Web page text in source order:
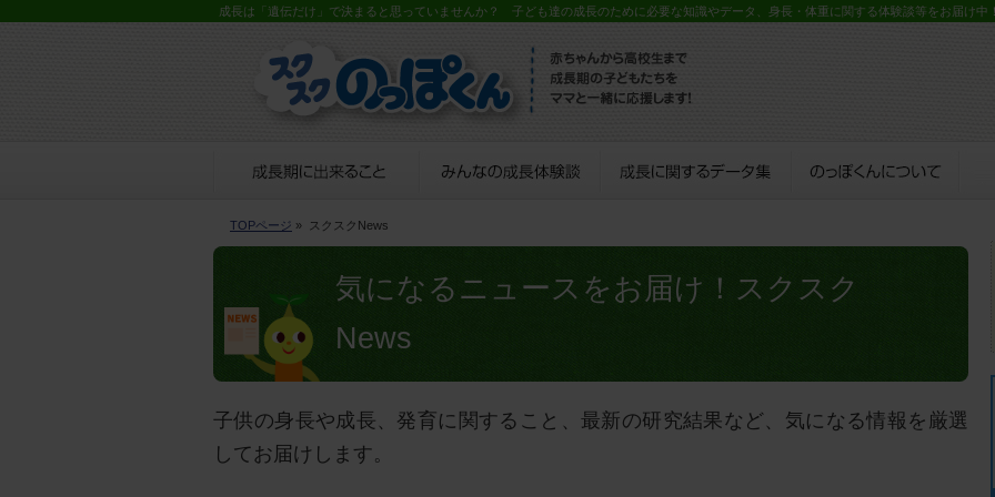
成長は「遺伝だけ」で決まると思っていませんか？ 子ども達の成長のために必要な知識やデータ、身長・体重に関する体験談等をお届け中
TOPページ » スクスクNews
気になるニュースをお届け！スクスク
News
子供の身長や成長、発育に関すること、最新の研究結果など、気になる情報を厳選
してお届けします。